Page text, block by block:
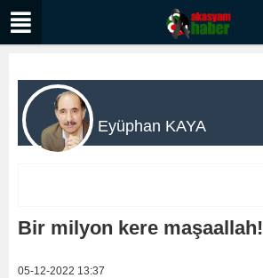
Eyüphan KAYA
Bir milyon kere maşaallah!
05-12-2022 13:37